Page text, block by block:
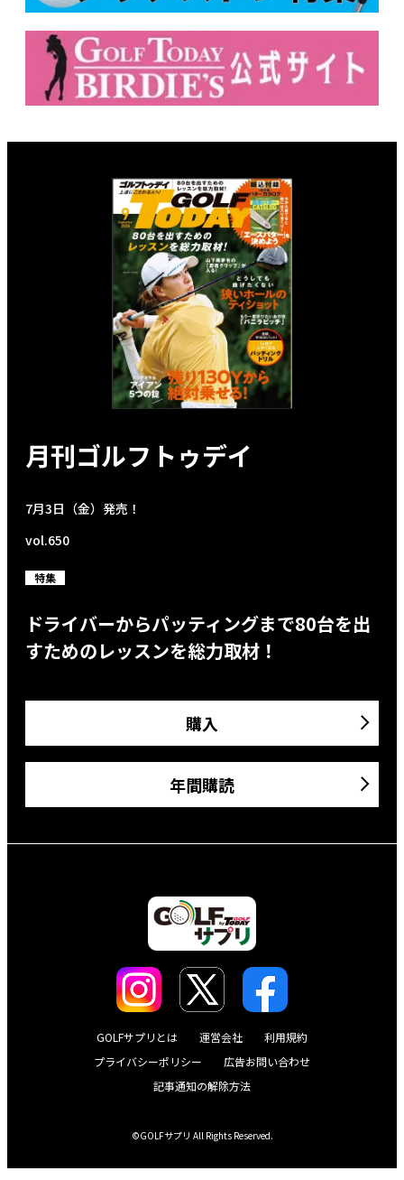
月刊ゴルフトゥデイ
7月3日（金）発売！
vol.650
特集
ドライバーからパッティングまで80台を出
すためのレッスンを総力取材！
購入
年間購読
GOLFサプリとは 運営会社
利用規約
プライバシーポリシー
広告お問い合わせ
記事通知の解除方法
©GOLFサプリ All Rights Reserved.